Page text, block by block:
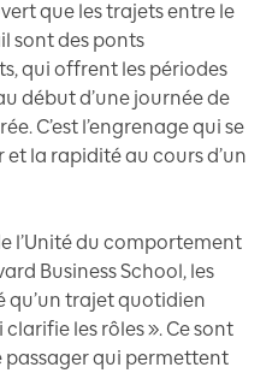
que les trajets entre le
sont des ponts
qui offrent les périodes
début d’une journée de
C’est l’engrenage qui se
la rapidité au cours d’un
l’Unité du comportement
Business School, les
qu’un trajet quotidien
les rôles ». Ce sont
passager qui permettent